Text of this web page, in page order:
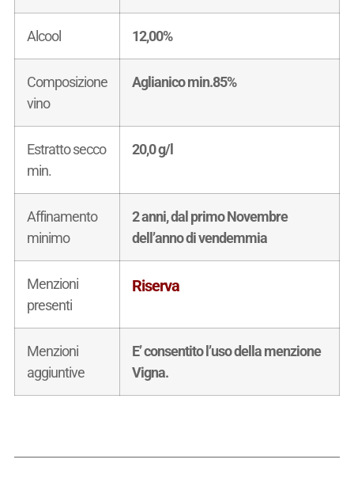
Alcool 12,00%
Composizione
vino
Aglianico min.85%
Estratto secco
min.
20,0 g/l
Affinamento
minimo
2 anni, dal primo Novembre
dell’anno di vendemmia
Menzioni
presenti
Riserva
Menzioni
aggiuntive
E’ consentito l’uso della menzione
Vigna.